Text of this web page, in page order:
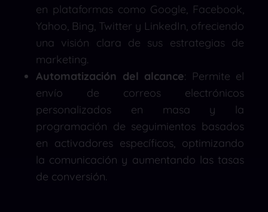
en plataformas como Google, Facebook,
Yahoo, Bing, Twitter y LinkedIn, ofreciendo
una visión clara de sus estrategias de
marketing.
Automatización del alcance: Permite el
envío de correos electrónicos
personalizados en masa y la
programación de seguimientos basados
en activadores específicos, optimizando
la comunicación y aumentando las tasas
de conversión.